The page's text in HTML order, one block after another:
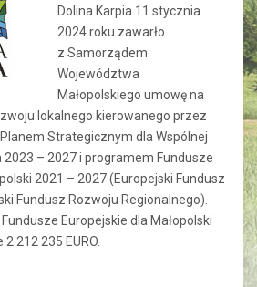
Dolina Karpia 11 stycznia
2024 roku zawarło
z Samorządem
Województwa
Małopolskiego umowę na
lokalnego kierowanego przez
Strategicznym dla Wspólnej
2023 – 2027 i programem Fundusze
2021 – 2027 (Europejski Fundusz
Fundusz Rozwoju Regionalnego).
Europejskie dla Małopolski
212 235 EURO.